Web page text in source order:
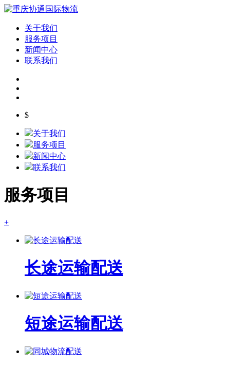
关于我们
服务项目
新闻中心
联系我们
$
关于我们
服务项目
新闻中心
联系我们
服务项目
+
长途运输配送
短途运输配送